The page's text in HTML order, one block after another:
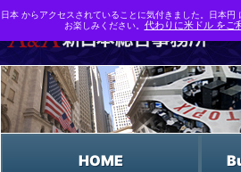
HOME
日本 からアクセスされていることに気付きました。日本円
お楽しみください。 代わりに米ドル をご